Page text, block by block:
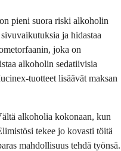
pieni suora riski alkoholin
ja hidastaa
joka on
alkoholin sedatiivisia
tuotteet lisäävät maksan
alkoholia kokonaan, kun
tekee jo kovasti töitä
mahdollisuus tehdä työnsä.